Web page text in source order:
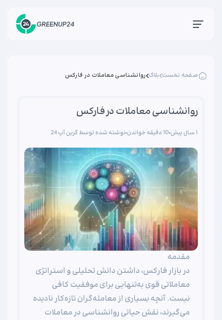
صفحه نخست بلاگ روانشناسی معاملات در فارکس
روانشناسی معاملات در فارکس
۱ سال پیش 10 دقیقه خواندن نوشته شده توسط گرین آپ 24
مقدمه
در بازار فارکس، داشتن دانش تحلیلی و استراتژی
معاملاتی قوی به‌تنهایی برای موفقیت کافی
نیست. آنچه بسیاری از معامله‌گران تازه‌کار نادیده
می‌گیرند، نقش حیاتی روانشناسی در معاملات